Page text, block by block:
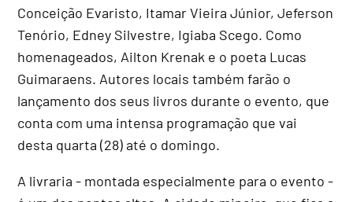
Conceição Evaristo, Itamar Vieira Júnior, Jeferson
Tenório, Edney Silvestre, Igiaba Scego. Como
homenageados, Ailton Krenak e o poeta Lucas
Guimaraens. Autores locais também farão o
lançamento dos seus livros durante o evento, que
conta com uma intensa programação que vai
desta quarta (28) até o domingo.
A livraria - montada especialmente para o evento -